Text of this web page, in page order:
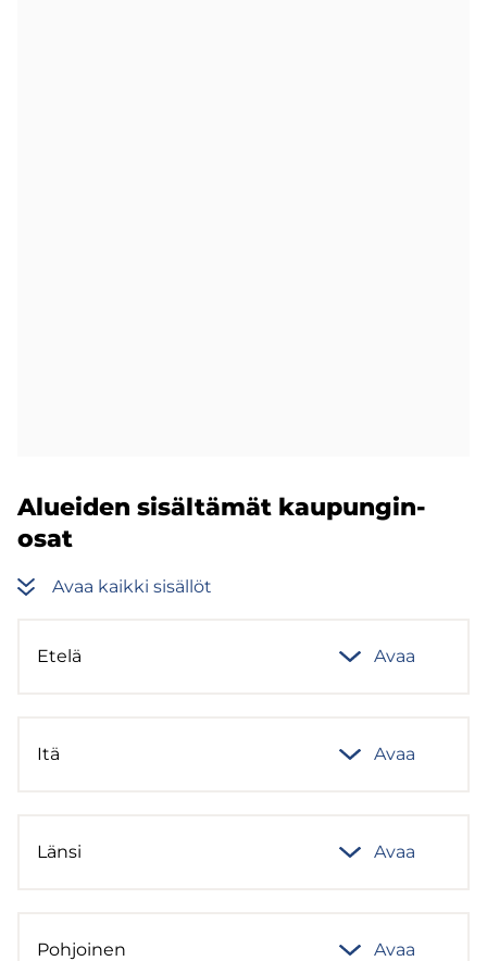
Aluei­den si­säl­tä­mät kau­pun­gin­
osat
Avaa kaik­ki si­säl­löt
Etelä Avaa
Itä Avaa
Länsi Avaa
Poh­joi­nen Avaa